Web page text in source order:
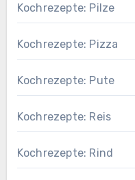
Kochrezepte: Pilze
Kochrezepte: Pizza
Kochrezepte: Pute
Kochrezepte: Reis
Kochrezepte: Rind